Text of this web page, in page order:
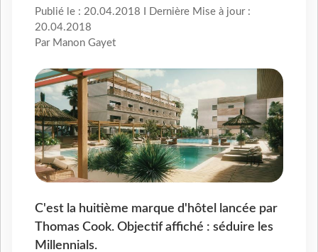
Publié le : 20.04.2018 I Dernière Mise à jour :
20.04.2018
Par Manon Gayet
C'est la huitième marque d'hôtel lancée par
Thomas Cook. Objectif affiché : séduire les
Millennials.